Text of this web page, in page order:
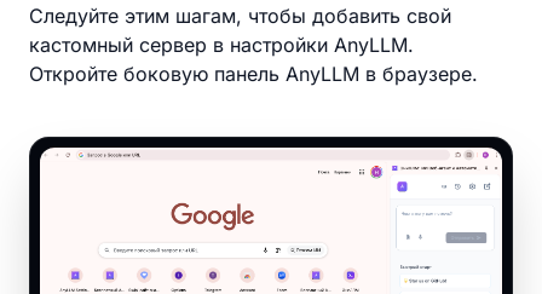
Следуйте этим шагам, чтобы добавить свой
кастомный сервер в настройки AnyLLM.
Откройте боковую панель AnyLLM в браузере.